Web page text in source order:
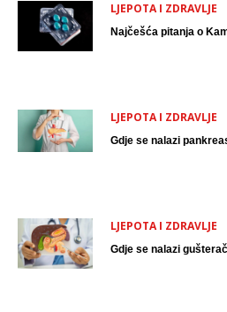
LJEPOTA I ZDRAVLJE
Najčešća pitanja o
LJEPOTA I ZDRAVLJE
Gdje se nalazi
LJEPOTA I ZDRAVLJE
Gdje se nalazi